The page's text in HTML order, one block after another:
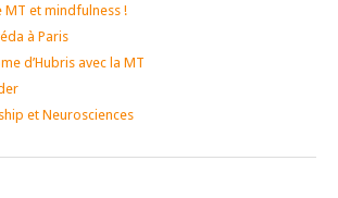
et mindfulness !
à Paris
d’Hubris avec la MT
et Neurosciences